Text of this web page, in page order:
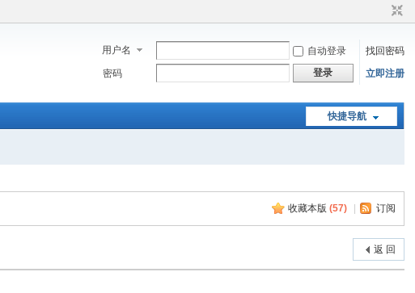
用户名 自动登录
找回密码
密码
登录 立即注册
快捷导航
收藏本版 (57) 订阅
返 回